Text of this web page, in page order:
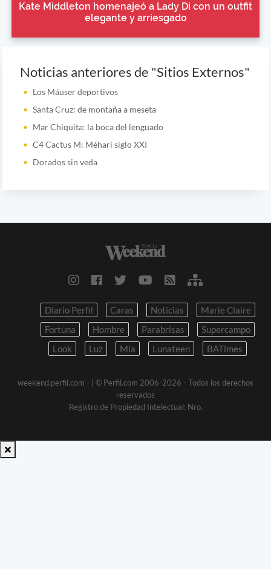
Kate Middleton homenajeó a Lady Di con un outfit
elegante y arriesgado
Noticias anteriores de "Sitios Externos"
Los Máuser deportivos
Santa Cruz: de montaña a meseta
Mar Chiquita: la boca del lenguado
C4 Cactus M: Méhari siglo XXI
Dorados sin veda
Diario Perfil Caras Noticias
Marie Claire
Fortuna
Hombre Parabrisas
Supercampo
Look
Luz Mia Lunateen BATimes
weekend.perfil.com -
| © Perfil.com 2006-2026 - Todos los derechos
reservados
Registro de Propiedad Intelectual: Nro.